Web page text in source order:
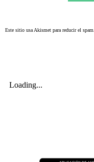
Este sitio usa Akismet para reducir el spam.